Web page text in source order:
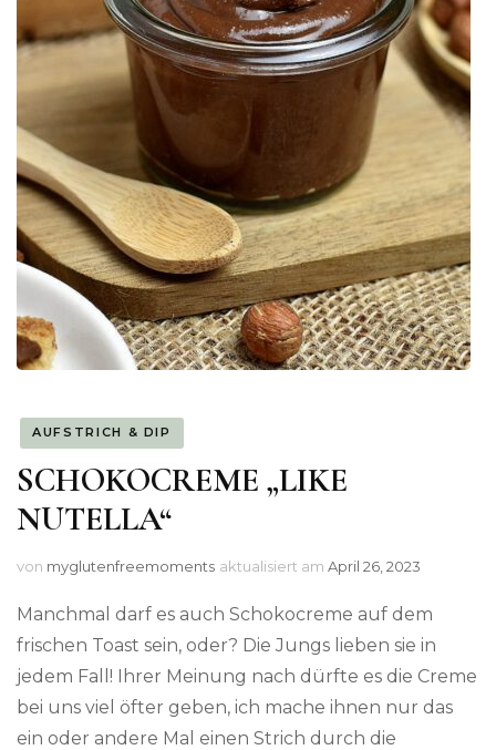
AUFSTRICH & DIP
SCHOKOCREME „LIKE
NUTELLA“
von myglutenfreemoments aktualisiert am April 26, 2023
Manchmal darf es auch Schokocreme auf dem
frischen Toast sein, oder? Die Jungs lieben sie in
jedem Fall! Ihrer Meinung nach dürfte es die Creme
bei uns viel öfter geben, ich mache ihnen nur das
ein oder andere Mal einen Strich durch die